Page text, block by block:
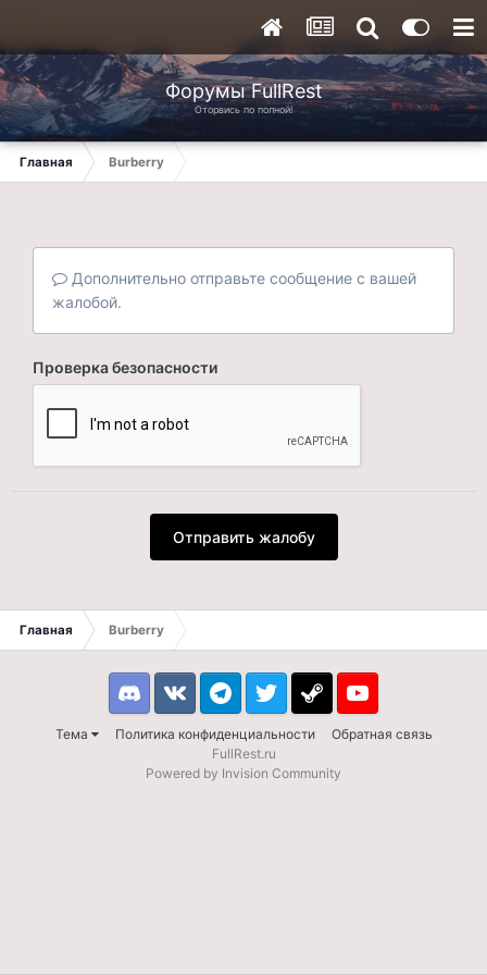
Форумы FullRest
Оторвись по полной!
Главная Burberry
Дополнительно отправьте сообщение с вашей
жалобой.
Проверка безопасности
Отправить жалобу
Главная Burberry
Тема Политика конфиденциальности Обратная связь
DiscordVK TelegramTwitter Steam Youtube
FullRest.ru
Powered by Invision Community